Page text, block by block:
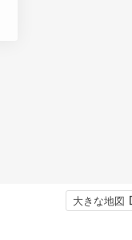
大きな地図